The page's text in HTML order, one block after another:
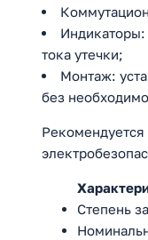
Индикаторы:
тока утечки;
Монтаж:
без
Степень